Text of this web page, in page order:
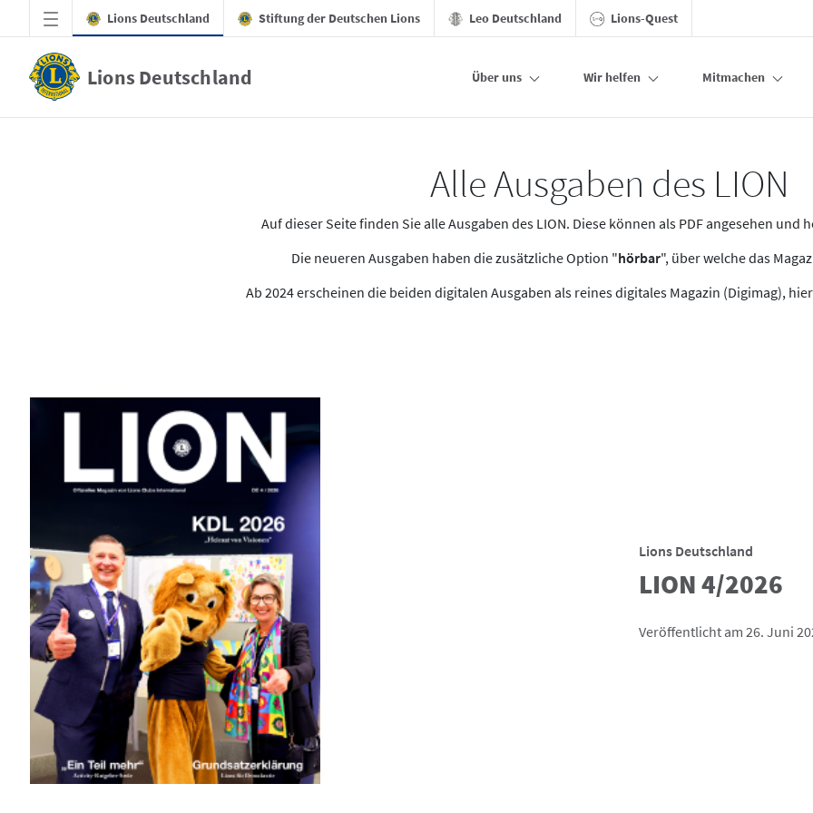
Zum Hauptinhalt springen
Lions Deutschland Stiftung der Deutschen Lions Leo Deutschland Lions-Quest
Lions Deutschland Über uns Wir helfen Mitmachen
Alle Ausgaben des LION
Auf dieser Seite finden Sie alle Ausgaben des LION. Diese können als PDF angesehen und
Die neueren Ausgaben haben die zusätzliche Option "hörbar", über welche das
Ab 2024 erscheinen die beiden digitalen Ausgaben als reines digitales Magazin (Digimag),
Lions Deutschland
LION 4/2026
Veröffentlicht am 26. Juni